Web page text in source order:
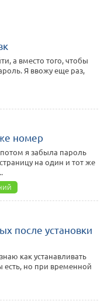
а вместо того, чтобы
Я ввожу еще раз,
номер
потом я забыла пароль
на один и тот же
после установки
как устанавливать
есть, но при временной